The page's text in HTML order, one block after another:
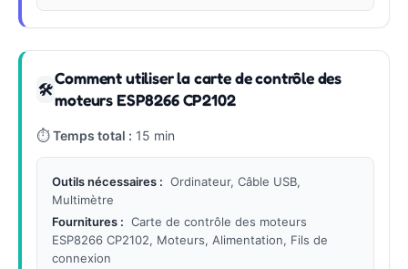
🛠
Comment utiliser la carte de contrôle des
moteurs ESP8266 CP2102
⏱Temps total : 15 min
Outils nécessaires : Ordinateur, Câble USB,
Multimètre
Fournitures : Carte de contrôle des moteurs
ESP8266 CP2102, Moteurs, Alimentation, Fils de
connexion